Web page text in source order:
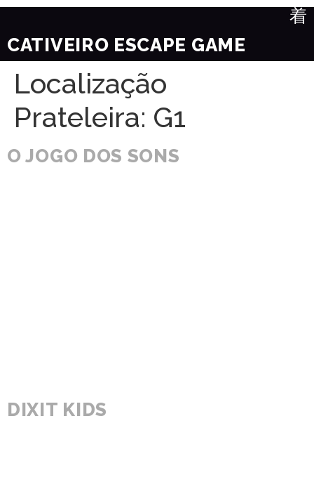
CATIVEIRO ESCAPE GAME
Localização
Prateleira: G1
O JOGO DOS SONS
DIXIT KIDS